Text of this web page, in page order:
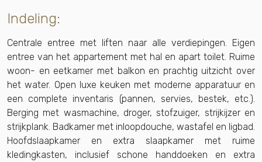
Indeling:
Centrale entree met liften naar alle verdiepingen. Eigen
entree van het appartement met hal en apart toilet. Ruime
woon- en eetkamer met balkon en prachtig uitzicht over
het water. Open luxe keuken met moderne apparatuur en
een complete inventaris (pannen, servies, bestek, etc.).
Berging met wasmachine, droger, stofzuiger, strijkijzer en
strijkplank. Badkamer met inloopdouche, wastafel en ligbad.
Hoofdslaapkamer en extra slaapkamer met ruime
kledingkasten, inclusief schone handdoeken en extra